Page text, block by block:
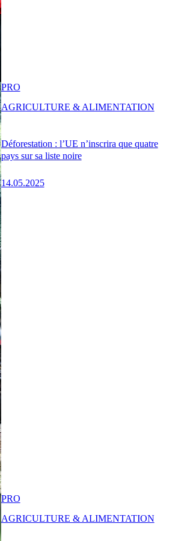
Déforestation : l’UE n’inscrira que quatre
pays sur sa liste noire
14.05.2025
PRO
AGRICULTURE & ALIMENTATION
PRO
AGRICULTURE & ALIMENTATION